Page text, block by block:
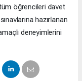
öğrencileri davet
hazırlanan
deneyimlerini